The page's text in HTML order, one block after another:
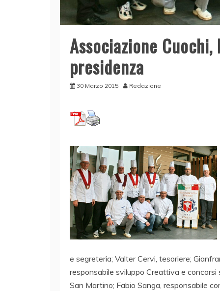
Associazione
presidenza
30 Marzo 2015 Redazione
e segreteria; Valter Cervi, tesoriere;
responsabile sviluppo Creattiva e concorsi
San Martino; Fabio Sanga, responsabile